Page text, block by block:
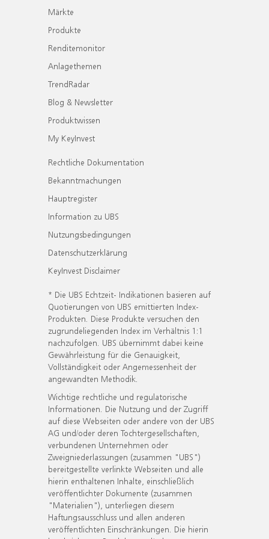
Märkte
Produkte
Renditemonitor
Anlagethemen
TrendRadar
Blog & Newsletter
Produktwissen
My KeyInvest
Rechtliche Dokumentation
Bekanntmachungen
Hauptregister
Information zu UBS
Nutzungsbedingungen
Datenschutzerklärung
KeyInvest Disclaimer
* Die UBS Echtzeit- Indikationen basieren auf
Quotierungen von UBS emittierten Index-
Produkten. Diese Produkte versuchen den
zugrundeliegenden Index im Verhältnis 1:1
nachzufolgen. UBS übernimmt dabei keine
Gewährleistung für die Genauigkeit,
Vollständigkeit oder Angemessenheit der
angewandten Methodik.
Wichtige rechtliche und regulatorische
Informationen. Die Nutzung und der Zugriff
auf diese Webseiten oder andere von der UBS
AG und/oder deren Tochtergesellschaften,
verbundenen Unternehmen oder
Zweigniederlassungen (zusammen "UBS")
bereitgestellte verlinkte Webseiten und alle
hierin enthaltenen Inhalte, einschließlich
veröffentlichter Dokumente (zusammen
"Materialien"), unterliegen diesem
Haftungsausschluss und allen anderen
veröffentlichten Einschränkungen. Die hierin